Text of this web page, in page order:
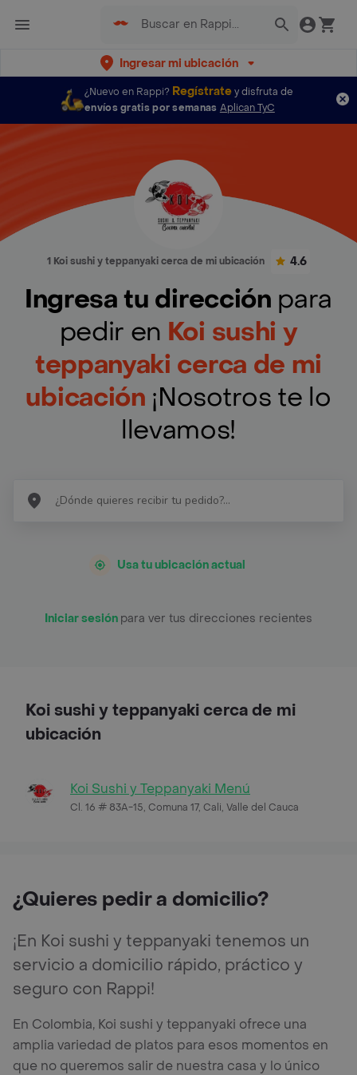
Ingresar mi ubicación
¿Nuevo en Rappi? Regístratey disfruta de
envíos gratis por semanas Aplican TyC
1 Koi sushi y teppanyaki cerca de mi ubicación 4.6
Ingresa tu dirección para
pedir en Koi sushi y
teppanyaki cerca de mi
ubicación ¡Nosotros te lo
llevamos!
Usa tu ubicación actual
Iniciar sesión para ver tus direcciones recientes
Koi sushi y teppanyaki cerca de mi
ubicación
Koi Sushi y Teppanyaki Menú
Cl. 16 # 83A-15, Comuna 17, Cali, Valle del Cauca
¿Quieres pedir a domicilio?
¡En Koi sushi y teppanyaki tenemos un
servicio a domicilio rápido, práctico y
seguro con Rappi!
En Colombia, Koi sushi y teppanyaki ofrece una
amplia variedad de platos para esos momentos en
que no queremos salir de nuestra casa y lo único